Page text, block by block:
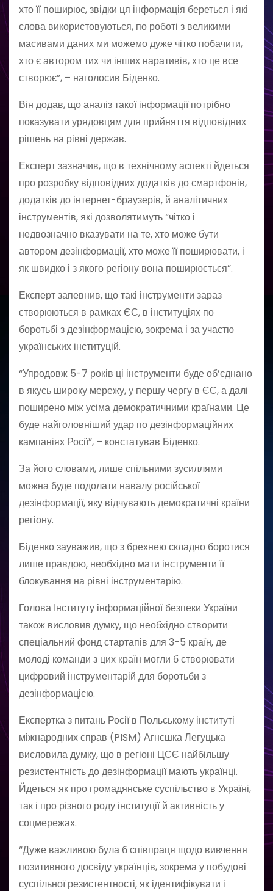
хто її поширює, звідки ця інформація береться і які
слова використовуються, по роботі з великими
масивами даних ми можемо дуже чітко побачити,
хто є автором тих чи інших наративів, хто це все
створює”, – наголосив Біденко.
Він додав, що аналіз такої інформації потрібно
показувати урядовцям для прийняття відповідних
рішень на рівні держав.
Експерт зазначив, що в технічному аспекті йдеться
про розробку відповідних додатків до смартфонів,
додатків до інтернет-браузерів, й аналітичних
інструментів, які дозволятимуть “чітко і
недвозначно вказувати на те, хто може бути
автором дезінформації, хто може її поширювати, і
як швидко і з якого регіону вона поширюється”.
Експерт запевнив, що такі інструменти зараз
створюються в рамках ЄС, в інституціях по
боротьбі з дезінформацією, зокрема і за участю
українських інституцій.
“Упродовж 5-7 років ці інструменти буде об’єднано
в якусь широку мережу, у першу чергу в ЄС, а далі
поширено між усіма демократичними країнами. Це
буде найголовніший удар по дезінформаційних
кампаніях Росії”, – констатував Біденко.
За його словами, лише спільними зусиллями
можна буде подолати навалу російської
дезінформації, яку відчувають демократичні країни
регіону.
Біденко зауважив, що з брехнею складно боротися
лише правдою, необхідно мати інструменти її
блокування на рівні інструментарію.
Голова Інституту інформаційної безпеки України
також висловив думку, що необхідно створити
спеціальний фонд стартапів для 3-5 країн, де
молоді команди з цих країн могли б створювати
цифровий інструментарій для боротьби з
дезінформацією.
Експертка з питань Росії в Польському інституті
міжнародних справ (PISM) Агнєшка Легуцька
висловила думку, що в регіоні ЦСЄ найбільшу
резистентність до дезінформації мають українці.
Йдеться як про громадянське суспільство в Україні,
так і про різного роду інституції й активність у
соцмережах.
“Дуже важливою була б співпраця щодо вивчення
позитивного досвіду українців, зокрема у побудові
суспільної резистентності, як ідентифікувати і